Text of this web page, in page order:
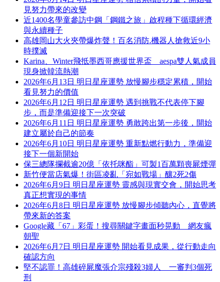
見努力帶來的改變
近1400名學童參訪中鋼「鋼鐵之旅」啟程種下循環經濟
與永續種子
高雄岡山大火夾帶爆炸聲！百名消防.機器人搶救近9小
時撲滅
Karina、Winter飛抵墨西哥應援世界盃 aespa雙人氣成員
現身掀韓流熱潮
2026年6月13日 明日星座運勢 放慢腳步穩定累積，開始
看見努力的價值
2026年6月12日 明日星座運勢 遇到挑戰不代表停下腳
步，而是準備迎接下一次突破
2026年6月11日 明日星座運勢 勇敢跨出第一步後，開始
建立屬於自己的節奏
2026年6月10日 明日星座運勢 重新點燃行動力，準備迎
接下一個新開始
保三總隊攔截逾20億「依托咪酯」可製1百萬顆喪屍煙彈
新竹便當店氣爆！街區凌亂「宛如戰場」釀2死2傷
2026年6月9日 明日星座運勢 靈感與現實交會，開始思考
真正想實現的事情
2026年6月8日 明日星座運勢 放慢腳步傾聽內心，直覺將
帶來新的答案
Google藏「67」彩蛋！搜尋關鍵字畫面秒晃動 網友瘋
朝聖
2026年6月7日 明日星座運勢 開始看見成果，從行動走向
確認方向
堅不認罪！高雄碎屍魔張介宗殘殺3婦人 一審判3個死
刑